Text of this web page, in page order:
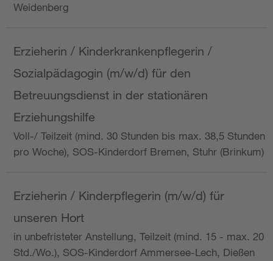
Weidenberg
Erzieherin / Kinderkrankenpflegerin /
Sozialpädagogin (m/w/d) für den
Betreuungsdienst in der stationären
Erziehungshilfe
Voll-/ Teilzeit (mind. 30 Stunden bis max. 38,5 Stunden
pro Woche), SOS-Kinderdorf Bremen, Stuhr (Brinkum)
Erzieherin / Kinderpflegerin (m/w/d) für
unseren Hort
in unbefristeter Anstellung, Teilzeit (mind. 15 - max. 20
Std./Wo.), SOS-Kinderdorf Ammersee-Lech, Dießen